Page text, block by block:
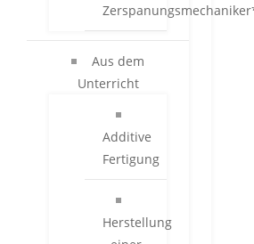
Aus dem
Unterricht
Additive
Fertigung
Herstellung